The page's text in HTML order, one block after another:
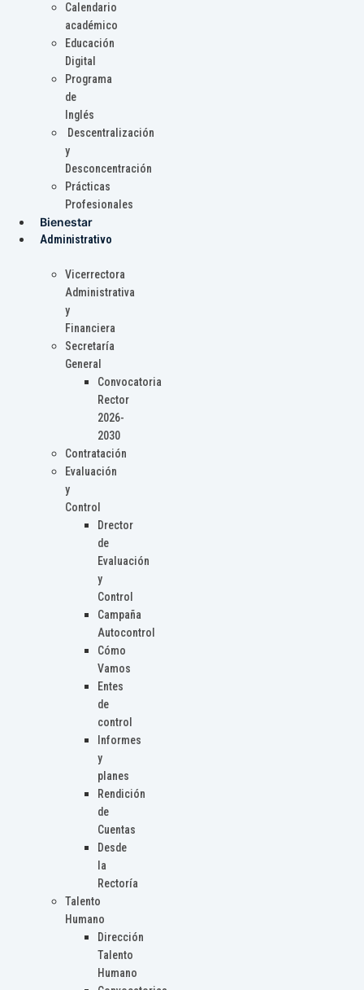
Calendario
académico
Educación
Digital
Programa
de
Inglés
Descentralización
y
Desconcentración
Prácticas
Profesionales
Bienestar
Administrativo
Vicerrectora
Administrativa
y
Financiera
Secretaría
General
Convocatoria
Rector
2026-
2030
Contratación
Evaluación
y
Control
Drector
de
Evaluación
y
Control
Campaña
Autocontrol
Cómo
Vamos
Entes
de
control
Informes
y
planes
Rendición
de
Cuentas
Desde
la
Rectoría
Talento
Humano
Dirección
Talento
Humano